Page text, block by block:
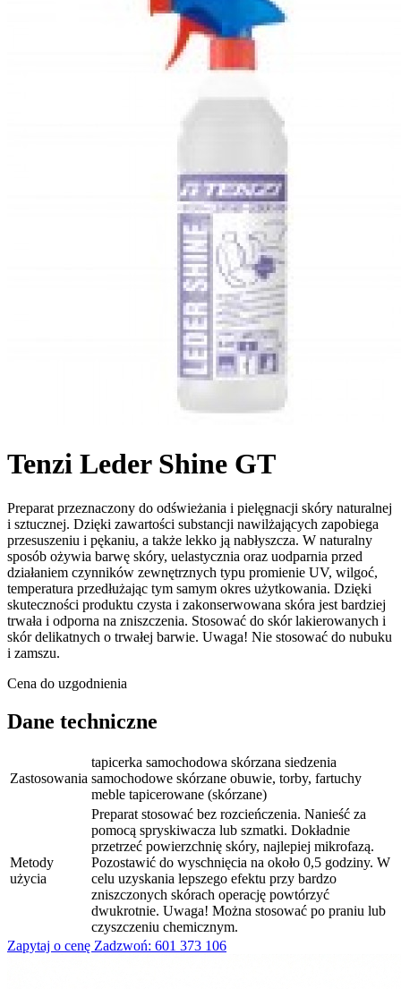
Tenzi Leder Shine GT
Preparat przeznaczony do odświeżania i pielęgnacji skóry naturalnej
i sztucznej. Dzięki zawartości substancji nawilżających zapobiega
przesuszeniu i pękaniu, a także lekko ją nabłyszcza. W naturalny
sposób ożywia barwę skóry, uelastycznia oraz uodparnia przed
działaniem czynników zewnętrznych typu promienie UV, wilgoć,
temperatura przedłużając tym samym okres użytkowania. Dzięki
skuteczności produktu czysta i zakonserwowana skóra jest bardziej
trwała i odporna na zniszczenia. Stosować do skór lakierowanych i
skór delikatnych o trwałej barwie. Uwaga! Nie stosować do nubuku
i zamszu.
Cena do uzgodnienia
Dane techniczne
Zastosowania
tapicerka samochodowa skórzana siedzenia
samochodowe skórzane obuwie, torby, fartuchy
meble tapicerowane (skórzane)
Metody
użycia
Preparat stosować bez rozcieńczenia. Nanieść za
pomocą spryskiwacza lub szmatki. Dokładnie
przetrzeć powierzchnię skóry, najlepiej mikrofazą.
Pozostawić do wyschnięcia na około 0,5 godziny. W
celu uzyskania lepszego efektu przy bardzo
zniszczonych skórach operację powtórzyć
dwukrotnie. Uwaga! Można stosować po praniu lub
czyszczeniu chemicznym.
Zapytaj o cenę Zadzwoń: 601 373 106